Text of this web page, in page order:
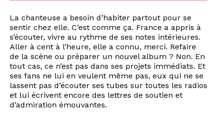
La chanteuse a besoin d’habiter partout pour se
sentir chez elle. C’est comme ça. France a appris à
s’écouter, vivre au rythme de ses notes intérieures.
Aller à cent à l’heure, elle a connu, merci. Refaire
de la scène ou préparer un nouvel album ? Non. En
tout cas, ce n’est pas dans ses projets immédiats. Et
ses fans ne lui en veulent même pas, eux qui ne se
lassent pas d’écouter ses tubes sur toutes les radios
et lui écrivent encore des lettres de soutien et
d’admiration émouvantes.